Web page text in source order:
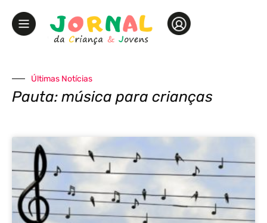
Últimas Notícias
Pauta: música para crianças